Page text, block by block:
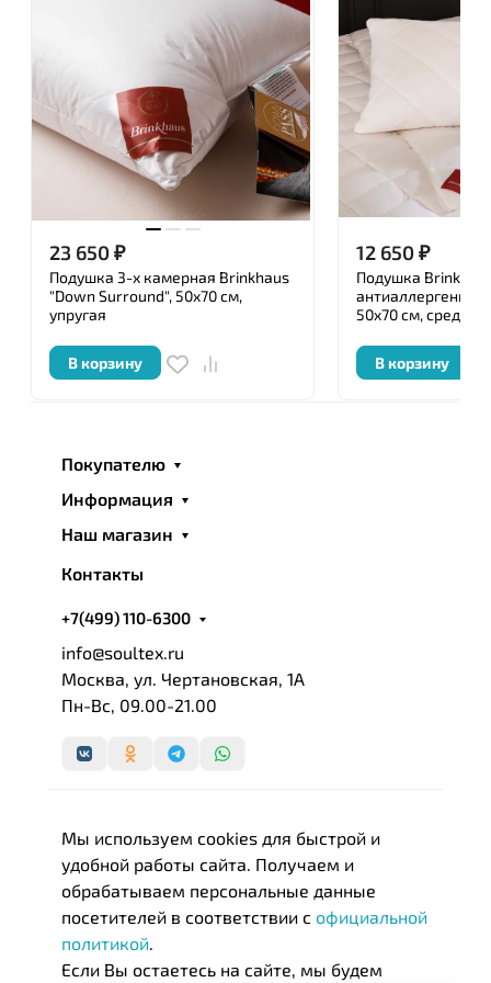
Перед упаковкой каждое изделие ТМ «German
Grass » подвергается тщательной проверке
уполномоченными специалистами, имеющими
сертификат, и удостоверяется личной номерной
печатью.
23 650₽
Подушка 3-х камерная Brinkhaus
"Down Surround", 50x70 см,
упругая
В корзину
12 650₽
Подушка
антиаллергенная
50x70 см, средняя
В корзину
Покупателю
Информация
Наш магазин
Контакты
+7(499) 110-6300
info@soultex.ru
Москва, ул. Чертановская, 1А
Пн-Вс, 09.00-21.00
Мы используем cookies для быстрой и
удобной работы сайта. Получаем и
обрабатываем персональные данные
посетителей в соответствии с официальной
политикой
Если Вы остаетесь на сайте, мы будем